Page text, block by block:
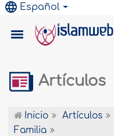
Español
Artículos
Inicio Artículos
Familia